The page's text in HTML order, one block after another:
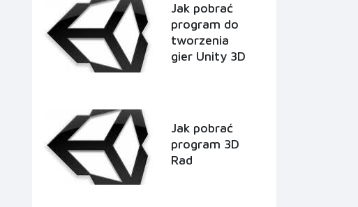
Jak pobrać
program do
tworzenia
gier Unity 3D
Jak pobrać
program 3D
Rad